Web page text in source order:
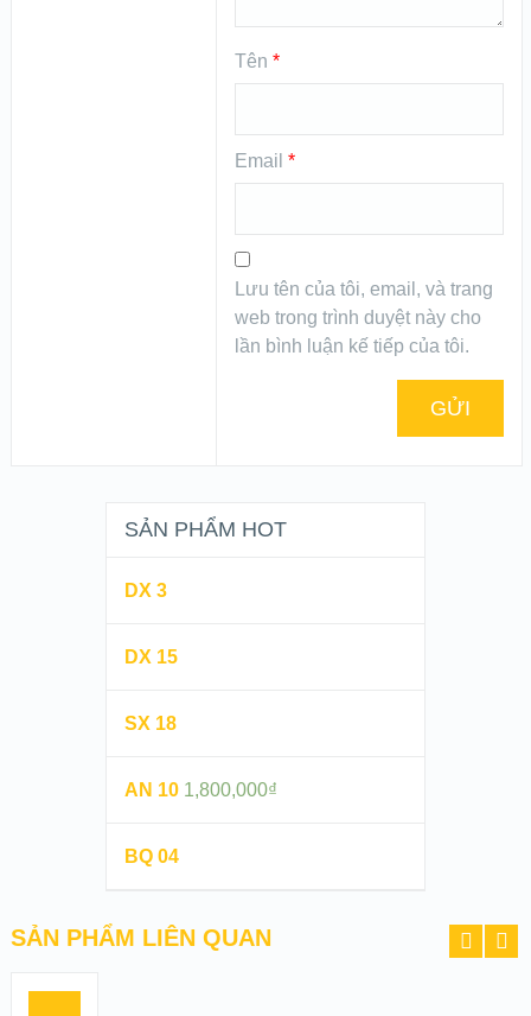
Tên*
Email*
Lưu tên của tôi, email, và trang
web trong trình duyệt này cho
lần bình luận kế tiếp của tôi.
SẢN PHẨM HOT
DX 3
DX 15
SX 18
AN 10 1,800,000₫
BQ 04
SẢN PHẨM LIÊN QUAN